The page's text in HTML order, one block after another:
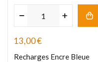
13,00€
Recharges Encre Bleue